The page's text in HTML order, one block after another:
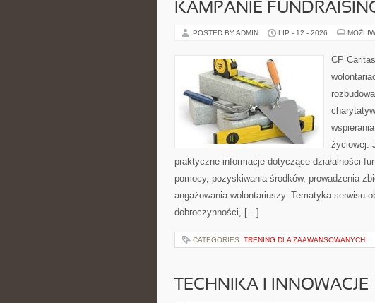
KAMPANIE
POSTED BY ADMIN LIP - 12 - 2026
CP
życiowej.
praktyczne informacje dotyczące działalności
pomocy, pozyskiwania środków, prowadzenia
angażowania wolontariuszy. Tematyka serwisu
dobroczynności, […]
CATEGORIES: TRENING DLA ZAAWANSOWANYCH
TECHNIKA I INNOWACJE